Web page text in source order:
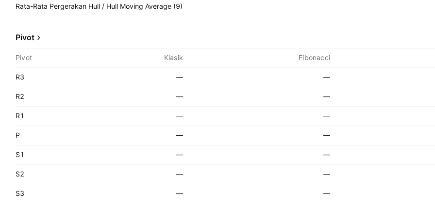
Rata-Rata Pergerakan Hull / Hull Moving Average (9)
Pivot
Pivot Klasik Fibonacci
R3 — —
R2 — —
R1 — —
P — —
S1 — —
S2 — —
S3 — —